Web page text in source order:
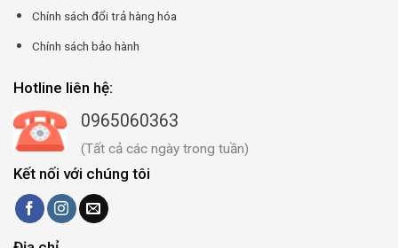
Chính sách đổi trả hàng hóa
Chính sách bảo hành
Hotline liên hệ:
0965060363
(Tất cả các ngày trong tuần)
Kết nối với chúng tôi